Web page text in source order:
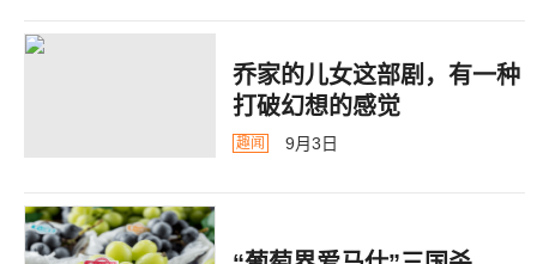
乔家的儿女这部剧，有一种
打破幻想的感觉
趣闻 9月3日